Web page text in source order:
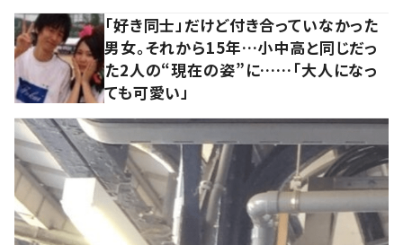
「好き同士」だけど付き合っていなかった
男女。それから15年…小中高と同じだっ
た2人の“現在の姿”に……「大人になっ
ても可愛い」